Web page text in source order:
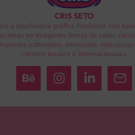
CRIS SETO
y diseñadora gráfica freelance con
ideas en imágenes llenas de color,
editoriales, animación,
clientes locales e internacionales.